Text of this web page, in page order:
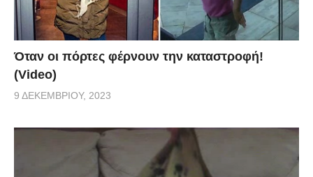
Όταν οι πόρτες φέρνουν την καταστροφή!
(Video)
9 ΔΕΚΕΜΒΡΊΟΥ, 2023